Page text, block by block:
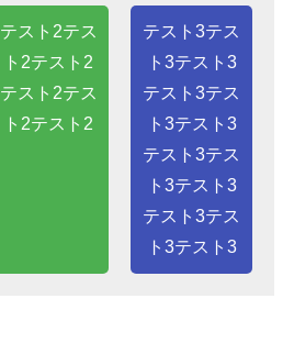
テスト2テス
ト2テスト2
テスト2テス
ト2テスト2
テスト3テス
ト3テスト3
テスト3テス
ト3テスト3
テスト3テス
ト3テスト3
テスト3テス
ト3テスト3